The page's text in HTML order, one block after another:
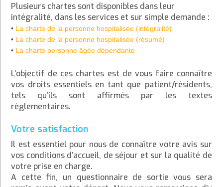
Plusieurs chartes sont disponibles dans leur
intégralité, dans les services et sur simple demande :
• La charte de la personne hospitalisée (intégralité)
• La charte de la personne hospitalisée (résumé)
• La charte personne âgée dépendante
L’objectif de ces chartes est de vous faire connaître
vos droits essentiels en tant que patient/résidents,
tels qu’ils sont affirmés par les textes
règlementaires.
Votre satisfaction
Il est essentiel pour nous de connaître votre avis sur
vos conditions d’accueil, de séjour et sur la qualité de
votre prise en charge.
A cette fin, un questionnaire de sortie vous sera